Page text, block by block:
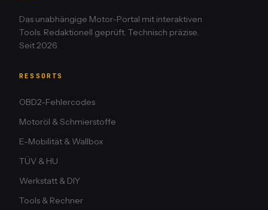
Das unabhängige Motor-Portal mit interaktiven
Tools. Redaktionell geprüft. Technisch präzise.
Seit 2026.
RESSORTS
OBD2-Fehlercodes
Motoröl & Schmierstoffe
E-Mobilität & Wallbox
TÜV & HU
Werkstatt & DIY
Tools & Rechner